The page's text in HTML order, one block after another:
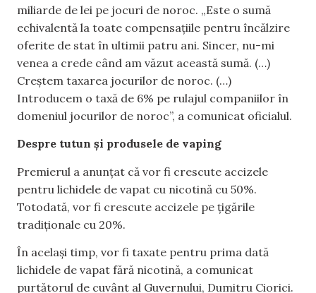
miliarde de lei pe jocuri de noroc. „Este o sumă
echivalentă la toate compensațiile pentru încălzire
oferite de stat în ultimii patru ani. Sincer, nu-mi
venea a crede când am văzut această sumă. (…)
Creștem taxarea jocurilor de noroc. (…)
Introducem o taxă de 6% pe rulajul companiilor în
domeniul jocurilor de noroc”, a comunicat oficialul.
Despre tutun și produsele de vaping
Premierul a anunțat că vor fi crescute accizele
pentru lichidele de vapat cu nicotină cu 50%.
Totodată, vor fi crescute accizele pe țigările
tradiționale cu 20%.
În același timp, vor fi taxate pentru prima dată
lichidele de vapat fără nicotină, a comunicat
purtătorul de cuvânt al Guvernului, Dumitru Ciorici.